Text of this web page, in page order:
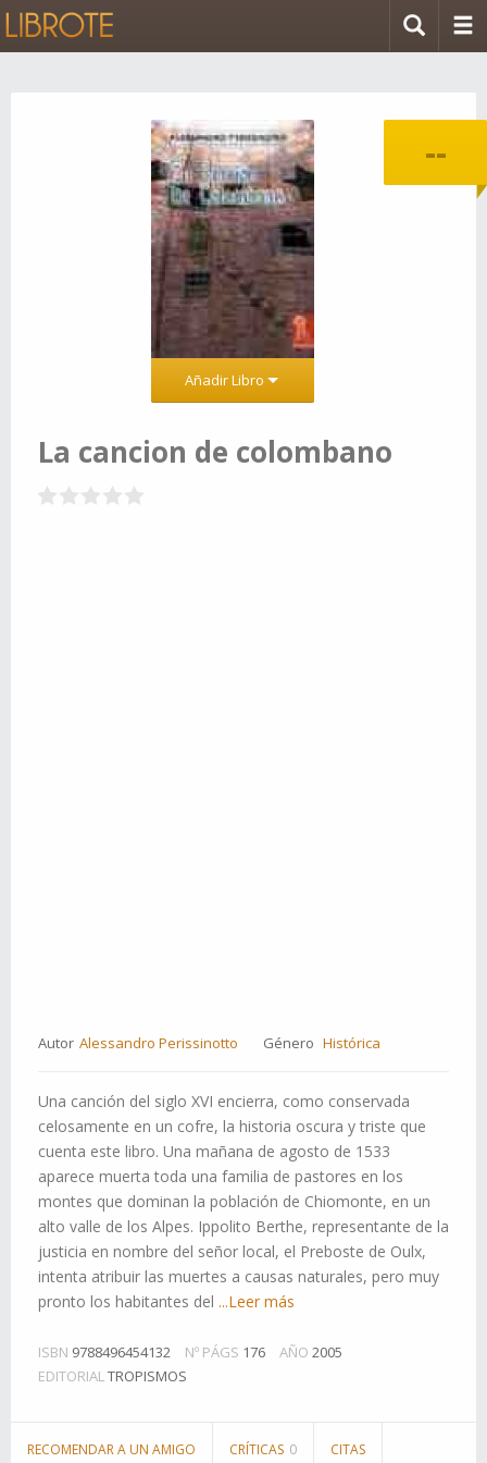
--
Añadir Libro
La cancion de colombano
Autor Alessandro Perissinotto Género Histórica
Una canción del siglo XVI encierra, como conservada
celosamente en un cofre, la historia oscura y triste que
cuenta este libro. Una mañana de agosto de 1533
aparece muerta toda una familia de pastores en los
montes que dominan la población de Chiomonte, en un
alto valle de los Alpes. Ippolito Berthe, representante de la
justicia en nombre del señor local, el Preboste de Oulx,
intenta atribuir las muertes a causas naturales, pero muy
pronto los habitantes del ...Leer más
ISBN 9788496454132 Nº PÁGS 176 AÑO 2005
EDITORIALTROPISMOS
RECOMENDAR A UN AMIGO CRÍTICAS 0 CITAS